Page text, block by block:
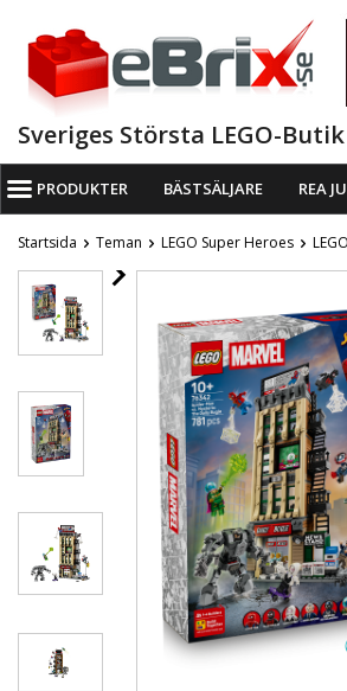
Sveriges Största LEGO-Butik
PRODUKTER BÄSTSÄLJARE REA
Startsida Teman LEGO Super Heroes